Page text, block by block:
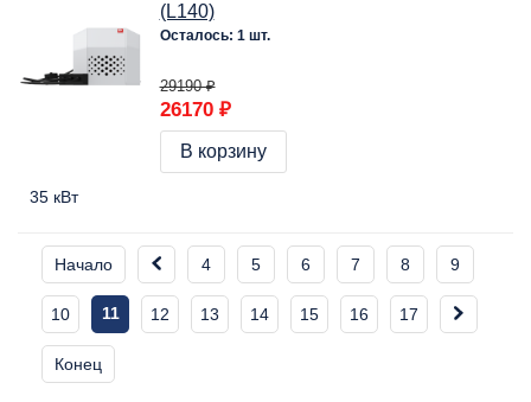
(L140)
Осталось: 1 шт.
29190 ₽
26170 ₽
В корзину
35 кВт
Начало 4 5 6 7 8 9
10 11 12 13 14 15 16 17
Конец